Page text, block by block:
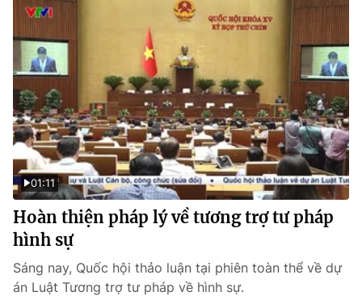
01:11
Hoàn thiện pháp lý về tương trợ tư pháp
hình sự
Sáng nay, Quốc hội thảo luận tại phiên toàn thể về dự
án Luật Tương trợ tư pháp về hình sự.